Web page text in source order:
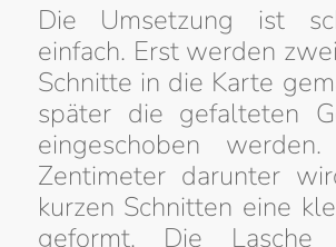
Die Umsetzung ist
einfach. Erst werden
Schnitte in die Karte
später die gefalteten
eingeschoben
Zentimeter darunter
kurzen Schnitten eine
geformt. Die Lasche